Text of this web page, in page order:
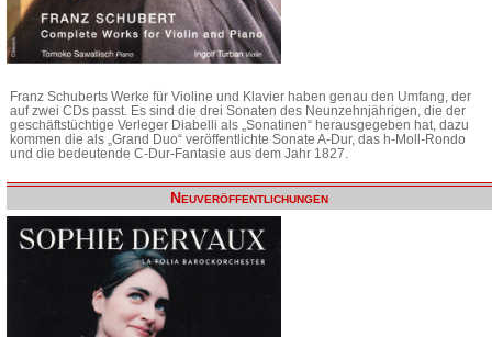
Franz Schuberts Werke für Violine und Klavier haben genau den Umfang, der
auf zwei CDs passt. Es sind die drei Sonaten des Neunzehnjährigen, die der
geschäftstüchtige Verleger Diabelli als „Sonatinen“ herausgegeben hat, dazu
kommen die als „Grand Duo“ veröffentlichte Sonate A-Dur, das h-Moll-Rondo
und die bedeutende C-Dur-Fantasie aus dem Jahr 1827.
Neuveröffentlichungen